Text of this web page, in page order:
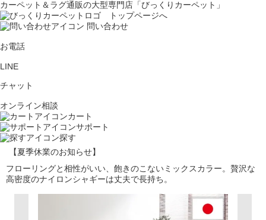
カーペット＆ラグ通販の大型専門店「びっくりカーペット」
問い合わせ
お電話
LINE
チャット
オンライン相談
カート
サポート
探す
【夏季休業のお知らせ】
フローリングと相性がいい、飽きのこないミックスカラー。贅沢な
高密度のナイロンシャギーは丈夫で長持ち。